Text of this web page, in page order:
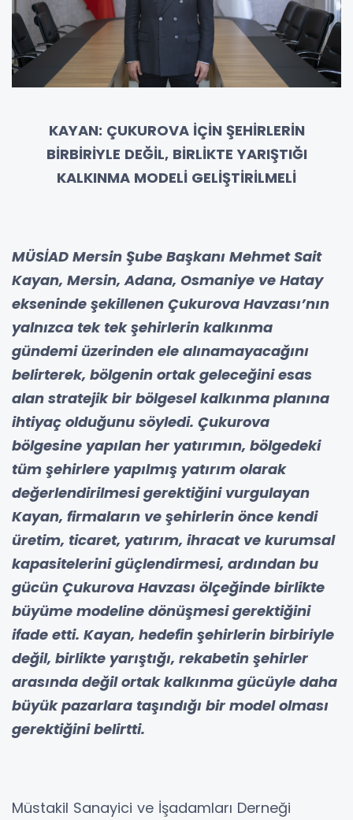
KAYAN: ÇUKUROVA İÇİN ŞEHİRLERİN
BİRBİRİYLE DEĞİL, BİRLİKTE YARIŞTIĞI
KALKINMA MODELİ GELİŞTİRİLMELİ
MÜSİAD Mersin Şube Başkanı Mehmet Sait
Kayan, Mersin, Adana, Osmaniye ve Hatay
ekseninde şekillenen Çukurova Havzası’nın
yalnızca tek tek şehirlerin kalkınma
gündemi üzerinden ele alınamayacağını
belirterek, bölgenin ortak geleceğini esas
alan stratejik bir bölgesel kalkınma planına
ihtiyaç olduğunu söyledi. Çukurova
bölgesine yapılan her yatırımın, bölgedeki
tüm şehirlere yapılmış yatırım olarak
değerlendirilmesi gerektiğini vurgulayan
Kayan, firmaların ve şehirlerin önce kendi
üretim, ticaret, yatırım, ihracat ve kurumsal
kapasitelerini güçlendirmesi, ardından bu
gücün Çukurova Havzası ölçeğinde birlikte
büyüme modeline dönüşmesi gerektiğini
ifade etti. Kayan, hedefin şehirlerin birbiriyle
değil, birlikte yarıştığı, rekabetin şehirler
arasında değil ortak kalkınma gücüyle daha
büyük pazarlara taşındığı bir model olması
gerektiğini belirtti.
Müstakil Sanayici ve İşadamları Derneği